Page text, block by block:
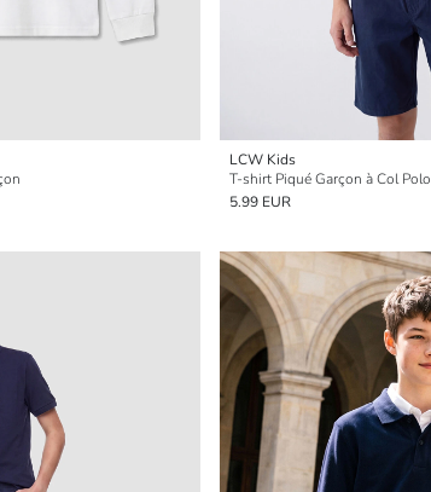
LCW Kids
T-shirt Piqué Garçon à Col Polo
5.99 EUR